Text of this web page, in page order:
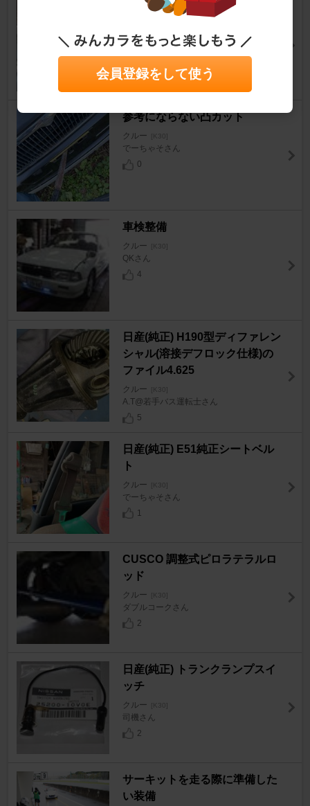
New冬タイヤ。
QKさん
2
参考にならない凸カット
クルー [K30]
でーちゃそさん
0
車検整備
クルー [K30]
QKさん
4
日産(純正) H190型ディファレン
シャル(溶接デフロック仕様)の
ファイル4.625
クルー [K30]
A.T@若手バス運転士さん
5
日産(純正) E51純正シートベル
ト
クルー [K30]
でーちゃそさん
1
CUSCO 調整式ピロラテラルロ
ッド
クルー [K30]
ダブルコークさん
2
日産(純正) トランクランプスイ
ッチ
クルー [K30]
司機さん
2
サーキットを走る際に準備した
い装備
会員登録をして使う